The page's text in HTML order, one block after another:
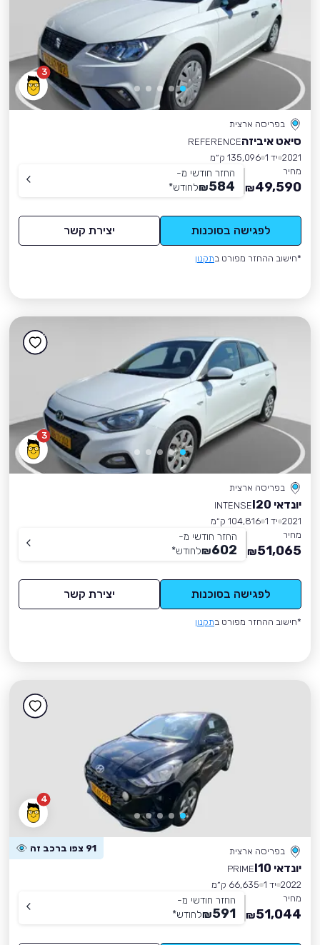
3
בפריסה ארצית
סיאט איביזהREFERENCE
2021 יד 1
135,096 ק״מ
מחיר
49,590
₪
החזר חודשי מ-
584
₪לחודש*
לפגישה בסוכנות יצירת קשר
*חישוב ההחזר מפורט בתקנון
3
בפריסה ארצית
יונדאי I20
INTENSE
2021 יד 1
104,816 ק״מ
מחיר
51,065
₪
החזר חודשי מ-
602
₪לחודש*
לפגישה בסוכנות יצירת קשר
*חישוב ההחזר מפורט בתקנון
4
בפריסה ארצית 91 צפו ברכב זה
יונדאי I10
PRIME
2022 יד 1
66,635 ק״מ
מחיר
51,044
₪
החזר חודשי מ-
591
₪לחודש*